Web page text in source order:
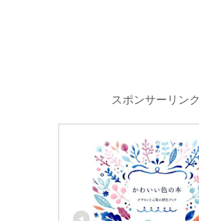
スポンサーリンク